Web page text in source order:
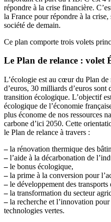
répondre à la crise financière.
la France pour répondre à la
société de demain.
Ce plan comporte trois volets
Le Plan de relance : volet
L’écologie est au cœur du Plan
d’euros, 30 milliards d’euros sont
transition écologique. L’objectif
écologique de l’économie
plus économe de nos ressources
carbone d’ici 2050. Cette
le Plan de relance à travers :
–la rénovation thermique des
–l’aide à la décarbonation de
–le bonus écologique,
–la prime à la conversion pour
–le développement des transports
–la transformation du secteur
–la recherche et l’innovation
technologies vertes.